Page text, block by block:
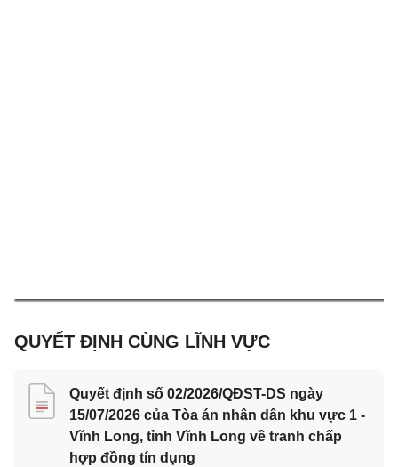
QUYẾT ĐỊNH CÙNG LĨNH VỰC
Quyết định số 02/2026/QĐST-DS ngày
15/07/2026 của Tòa án nhân dân khu vực 1 -
Vĩnh Long, tỉnh Vĩnh Long về tranh chấp
hợp đồng tín dụng